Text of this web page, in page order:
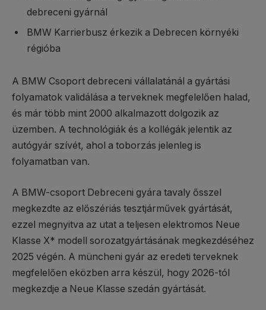
debreceni gyárnál
BMW Karrierbusz érkezik a Debrecen környéki
régióba
A BMW Csoport debreceni vállalatánál a gyártási
folyamatok validálása a terveknek megfelelően halad,
és már több mint 2000 alkalmazott dolgozik az
üzemben. A technológiák és a kollégák jelentik az
autógyár szívét, ahol a toborzás jelenleg is
folyamatban van.
A BMW-csoport Debreceni gyára tavaly ősszel
megkezdte az előszériás tesztjárművek gyártását,
ezzel megnyitva az utat a teljesen elektromos Neue
Klasse X* modell sorozatgyártásának megkezdéséhez
2025 végén. A müncheni gyár az eredeti terveknek
megfelelően eközben arra készül, hogy 2026-tól
megkezdje a Neue Klasse szedán gyártását.